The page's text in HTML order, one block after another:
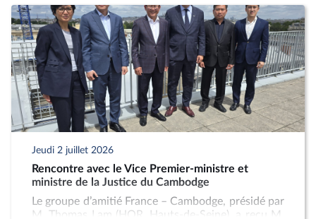
s’agit essentiellement d’auditions ou de
rencontres avec des personnalités
étrangères ou françaises, liées au pays
partenaire, telles que des parlementaires,
des membres de l’exécutif du pays
partenaire, des diplomates, des
chercheurs, des directeurs d’associations
ou d’entreprises.
Les groupes d’amitié organisent
également des missions auprès du
parlement homologue et des réceptions
de délégations parlementaires
doivent avoir été préalablement
Jeudi 2 juillet 2026
Rencontre avec le Vice Premier-ministre et
ministre de la Justice du Cambodge
Le groupe d’amitié France – Cambodge, présidé par
M. Thomas Lam (HOR, Hauts-de-Seine), a reçu M.